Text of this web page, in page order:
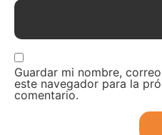
Guardar mi nombre,
este navegador para la
comentario.